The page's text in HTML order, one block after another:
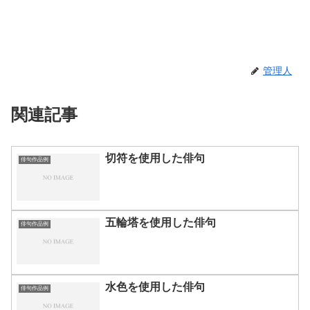
管理人
関連記事
俳句作品例 切符を使用した俳句
俳句作品例 五輪塔を使用した俳句
俳句作品例 水色を使用した俳句